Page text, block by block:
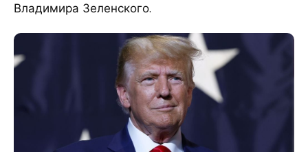
Владимира Зеленского.